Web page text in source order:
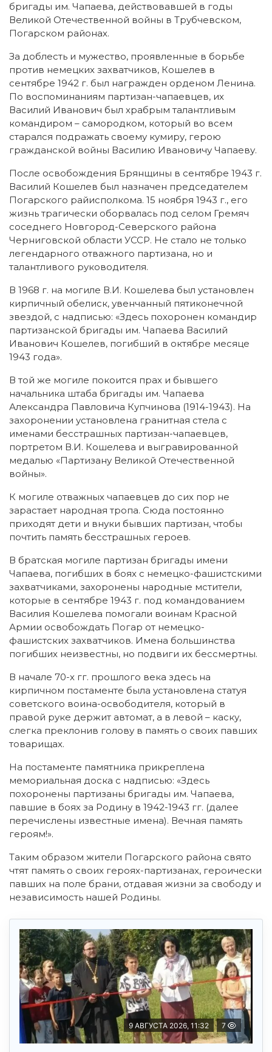
бригады им. Чапаева, действовавшей в годы
Великой Отечественной войны в Трубчевском,
Погарском районах.
За доблесть и мужество, проявленные в борьбе
против немецких захватчиков, Кошелев в
сентябре 1942 г. был награжден орденом Ленина.
По воспоминаниям партизан-чапаевцев, их
Василий Иванович был храбрым талантливым
командиром – самородком, который во всем
старался подражать своему кумиру, герою
гражданской войны Василию Ивановичу Чапаеву.
После освобождения Брянщины в сентябре 1943 г.
Василий Кошелев был назначен председателем
Погарского райисполкома. 15 ноября 1943 г., его
жизнь трагически оборвалась под селом Гремяч
соседнего Новгород-Северского района
Черниговской области УССР. Не стало не только
легендарного отважного партизана, но и
талантливого руководителя.
В 1968 г. на могиле В.И. Кошелева был установлен
кирпичный обелиск, увенчанный пятиконечной
звездой, с надписью: «Здесь похоронен командир
партизанской бригады им. Чапаева Василий
Иванович Кошелев, погибший в октябре месяце
1943 года».
В той же могиле покоится прах и бывшего
начальника штаба бригады им. Чапаева
Александра Павловича Купчинова (1914-1943). На
захоронении установлена гранитная стела с
именами бесстрашных партизан-чапаевцев,
портретом В.И. Кошелева и выгравированной
медалью «Партизану Великой Отечественной
войны».
К могиле отважных чапаевцев до сих пор не
зарастает народная тропа. Сюда постоянно
приходят дети и внуки бывших партизан, чтобы
почтить память бесстрашных героев.
В братская могиле партизан бригады имени
Чапаева, погибших в боях с немецко-фашистскими
захватчиками, захоронены народные мстители,
которые в сентябре 1943 г. под командованием
Василия Кошелева помогали воинам Красной
Армии освобождать Погар от немецко-
фашистских захватчиков. Имена большинства
погибших неизвестны, но подвиги их бессмертны.
В начале 70-х гг. прошлого века здесь на
кирпичном постаменте была установлена статуя
советского воина-освободителя, который в
правой руке держит автомат, а в левой – каску,
слегка преклонив голову в память о своих павших
товарищах.
На постаменте памятника прикреплена
мемориальная доска с надписью: «Здесь
похоронены партизаны бригады им. Чапаева,
павшие в боях за Родину в 1942-1943 гг. (далее
перечислены известные имена). Вечная память
героям!».
Таким образом жители Погарского района свято
чтят память о своих героях-партизанах, героически
павших на поле брани, отдавая жизни за свободу и
независимость нашей Родины.
9 АВГУСТА 2026, 11:32 7